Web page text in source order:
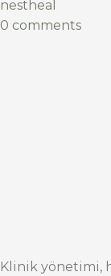
nestheal
0 comments
Klinik yönetimi,